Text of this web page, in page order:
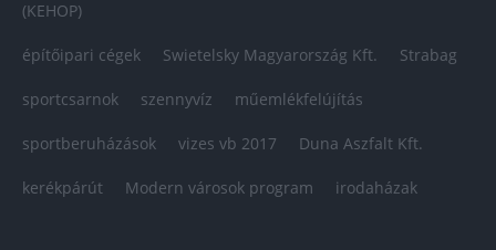
(KEHOP)
építőipari cégek Swietelsky Magyarország Kft. Strabag
sportcsarnok szennyvíz műemlékfelújítás
sportberuházások vizes vb 2017 Duna Aszfalt Kft.
kerékpárút Modern városok program irodaházak